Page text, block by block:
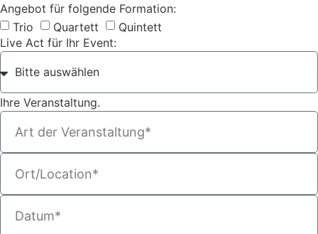
Angebot für folgende Formation:
Trio
Quartett
Quintett
Live Act für Ihr Event:
Ihre Veranstaltung.